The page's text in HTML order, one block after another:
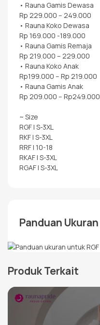
• Rauna Gamis Dewasa
Rp 229.000 – 249.000
• Rauna Koko Dewasa
Rp 169.000 -189.000
• Rauna Gamis Remaja
Rp 219.000 – 229.000
• Rauna Koko Anak
Rp199.000 – Rp 219.000
• Rauna Gamis Anak
Rp 209.000 – Rp249.000
~ Size
RGF | S-3XL
RKF | S-3XL
RRF | 10-18
RKAF | S-3XL
RGAF | S-3XL
Panduan Ukuran
Produk Terkait